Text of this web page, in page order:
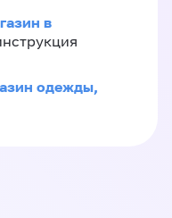
в
одежды,